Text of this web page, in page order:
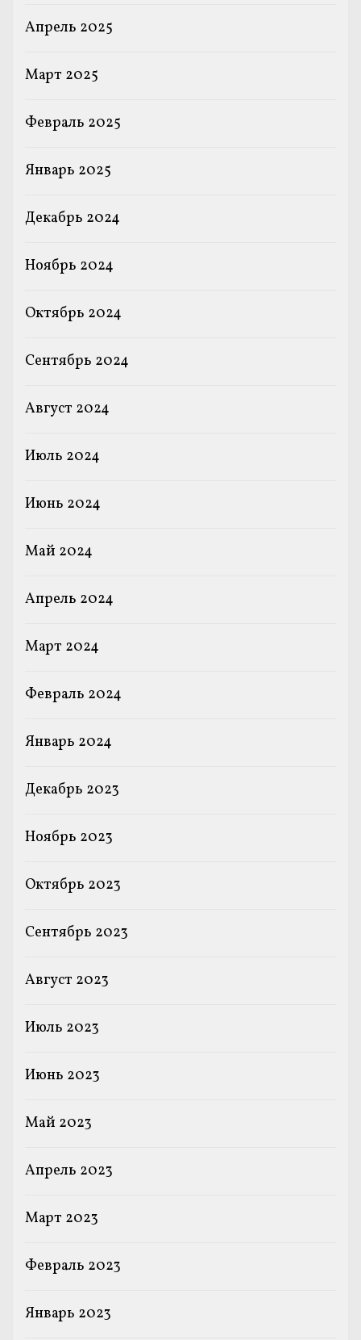
Апрель 2025
Март 2025
Февраль 2025
Январь 2025
Декабрь 2024
Ноябрь 2024
Октябрь 2024
Сентябрь 2024
Август 2024
Июль 2024
Июнь 2024
Май 2024
Апрель 2024
Март 2024
Февраль 2024
Январь 2024
Декабрь 2023
Ноябрь 2023
Октябрь 2023
Сентябрь 2023
Август 2023
Июль 2023
Июнь 2023
Май 2023
Апрель 2023
Март 2023
Февраль 2023
Январь 2023